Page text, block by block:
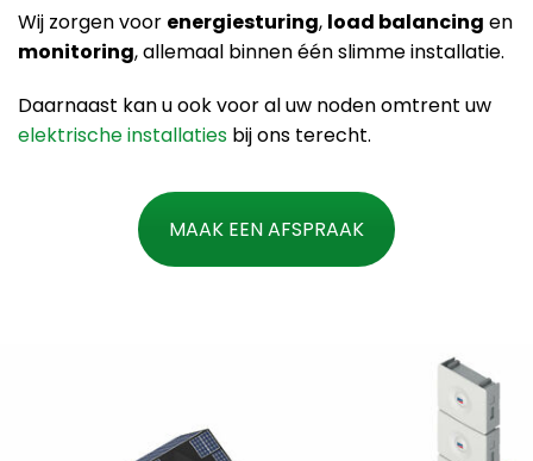
Wij zorgen voor energiesturing, load balancing en
monitoring, allemaal binnen één slimme installatie.
Daarnaast kan u ook voor al uw noden omtrent uw
elektrische installaties bij ons terecht.
MAAK EEN AFSPRAAK